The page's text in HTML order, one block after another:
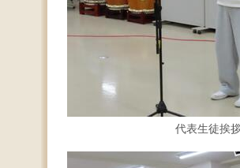
代表生徒挨